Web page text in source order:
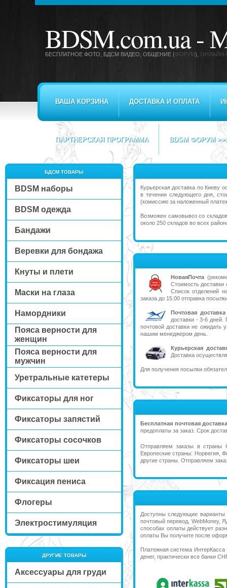
BDSM.com.ua -
БЕСПЛАТНОЕ ФОТО, БДСМ ВИДЕО , ОБЩЕНИЕ (ФОРУМ), ОНЛАЙН-
ВАША КОРЗИНА ДОСТАВКА И ОПЛАТА
ПАРТНЕРСКАЯ ПРОГРАММА BDSM ФОРУМ
БДСМ ТОВАРЫ
BDSM наборы
BDSM одежда
Бандажи
Веревки для бондажа
Кнуты и плети
Маски на глаза
Намордники
Пояса верности для
женщин
Пояса верности для
мужчин
Уретральные катетеры
Фиксаторы для ног
Фиксаторы запястий
Фиксаторы сосочков
Фиксаторы шеи
Фиксация пениса
Флогеры
Электростимуляция
ДРУГИЕ ТОВАРЫ
Аксессуары для груди
Курьерская доставка по Киеву
в течении следующего дня,
(комиссию за наложенный
Возможен самовывоз со
около 250 складов во всех
НоваяПочта
Стоимость доставки
Список отделений
заказа до 15.00 отправка
Почтовая доставка
доставки - 3-6 дней.
почтовой доставки не ожидать
нашим менеджером день.
Курьерская
Доставка
Для получения посылки
Бесплатная почтовая
предоплаты за заказ. Срок
Отправляем заказы в страны
Европеские страны: Норвегия,
другие страны. Отправляем
Доступны следующие варианты
почтовый перевод, WebMoney,
способах оплаты действует
оплаты Вы получите после
Платежная система
денег, практически все банки